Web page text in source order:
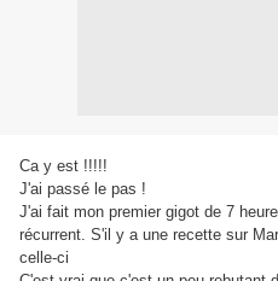
Ca y est !!!!!
J'ai passé le pas !
J'ai fait mon premier gigot de 7
récurrent. S'il y a une recette sur
celle-ci